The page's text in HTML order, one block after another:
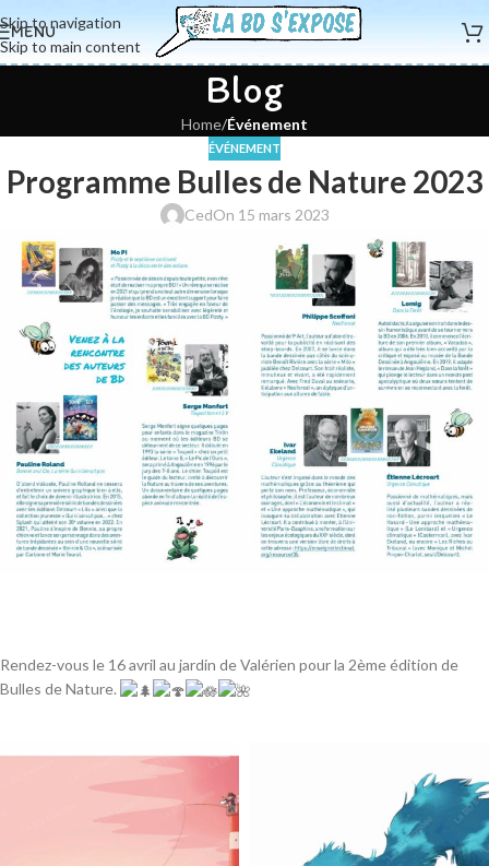
Skip to navigation
Skip to main content
MENU
Blog
Home/Événement
ÉVÉNEMENT
Programme Bulles de Nature 2023
CedOn 15 mars 2023
Rendez-vous le 16 avril au jardin de Valérien pour la 2ème édition de
Bulles de Nature.